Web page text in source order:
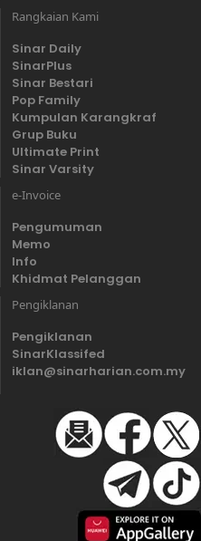
Rangkaian Kami
Sinar Daily
SinarPlus
Sinar Bestari
Pop Family
Kumpulan Karangkraf
Grup Buku
Ultimate Print
Sinar Varsity
e-Invoice
Pengumuman
Memo
Info
Khidmat Pelanggan
Pengiklanan
Pengiklanan
SinarKlassifed
iklan@sinarharian.com.my